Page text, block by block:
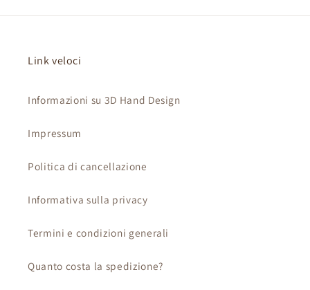
Link veloci
Informazioni su 3D Hand Design
Impressum
Politica di cancellazione
Informativa sulla privacy
Termini e condizioni generali
Quanto costa la spedizione?